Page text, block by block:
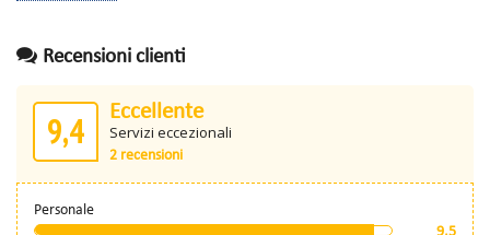
Recensioni clienti
9,4 Eccellente
Servizi eccezionali
2 recensioni
Personale